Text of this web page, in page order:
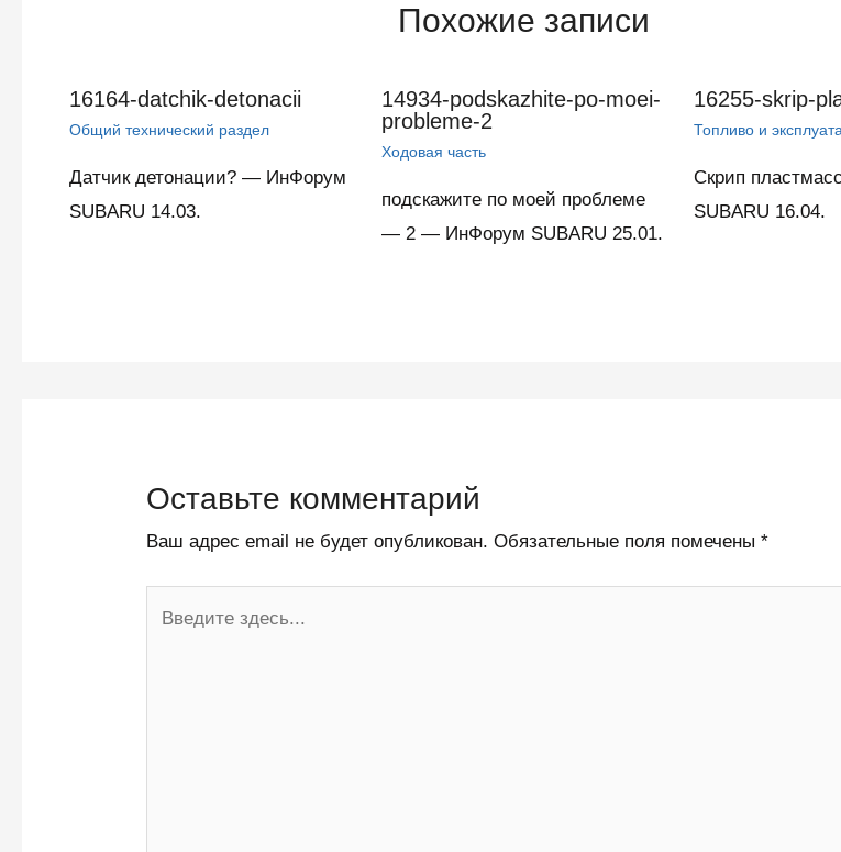
Похожие записи
16164-datchik-detonacii
Общий технический раздел
Датчик детонации? — ИнФорум
SUBARU 14.03.
14934-podskazhite-po-moei-
probleme-2
Ходовая часть
подскажите по моей проблеме
— 2 — ИнФорум SUBARU 25.01.
16255-skrip-
Топливо и
Скрип
SUBARU 16.04.
Оставьте комментарий
Ваш адрес email не будет опубликован. Обязательные поля помечены*